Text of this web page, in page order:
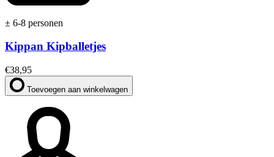
± 6-8 personen
Kippan Kipballetjes
€38,95
Toevoegen aan winkelwagen